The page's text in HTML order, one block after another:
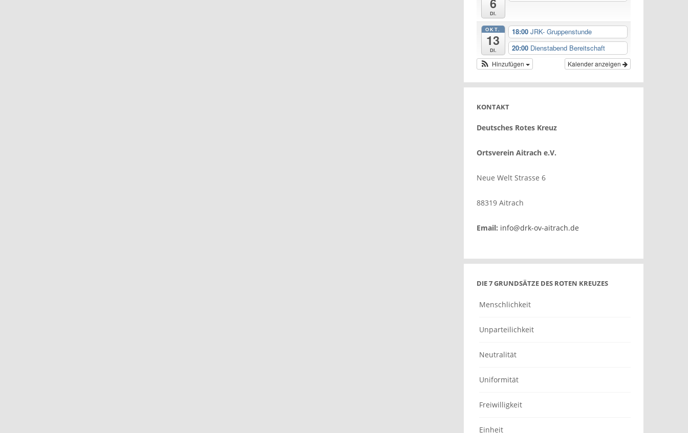
Di.
OKT.
13
Di.
18:00 JRK- Gruppenstunde
20:00 Dienstabend Bereitschaft
Kalender anzeigen
Hinzufügen
KONTAKT
Deutsches Rotes Kreuz
Ortsverein Aitrach e.V.
Neue Welt Strasse 6
88319 Aitrach
Email: info@drk-ov-aitrach.de
DIE 7 GRUNDSÄTZE DES ROTEN KREUZES
Menschlichkeit
Unparteilichkeit
Neutralität
Uniformität
Freiwilligkeit
Einheit